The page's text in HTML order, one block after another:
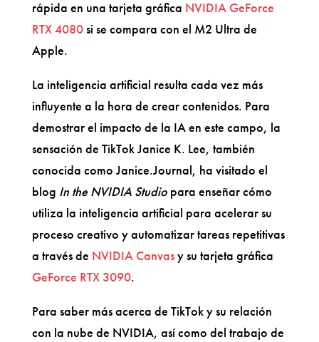
rápida en una tarjeta gráfica NVIDIA GeForce
RTX 4080si se compara con el M2 Ultra de
Apple.
La inteligencia artificial resulta cada vez más
influyente a la hora de crear contenidos. Para
demostrar el impacto de la IA en este campo, la
sensación de TikTok Janice K. Lee, también
conocida como Janice.Journal, ha visitado el
blog In the NVIDIA Studiopara enseñar cómo
utiliza la inteligencia artificial para acelerar su
proceso creativo y automatizar tareas repetitivas
a través de NVIDIA Canvasy su tarjeta gráfica
GeForce RTX 3090.
Para saber más acerca de TikTok y su relación
con la nube de NVIDIA, así como del trabajo de